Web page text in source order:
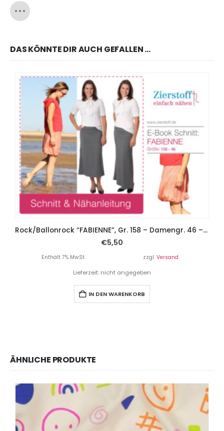
DAS KÖNNTE DIR AUCH GEFALLEN …
Rock/Ballonrock “FABIENNE”, Gr. 158 – Damengr. 46 – 3 Rockvariationen
€5,50
Enthält 7% MwSt. zzgl. Versand
Lieferzeit: nicht angegeben
IN DEN WARENKORB
ÄHNLICHE PRODUKTE